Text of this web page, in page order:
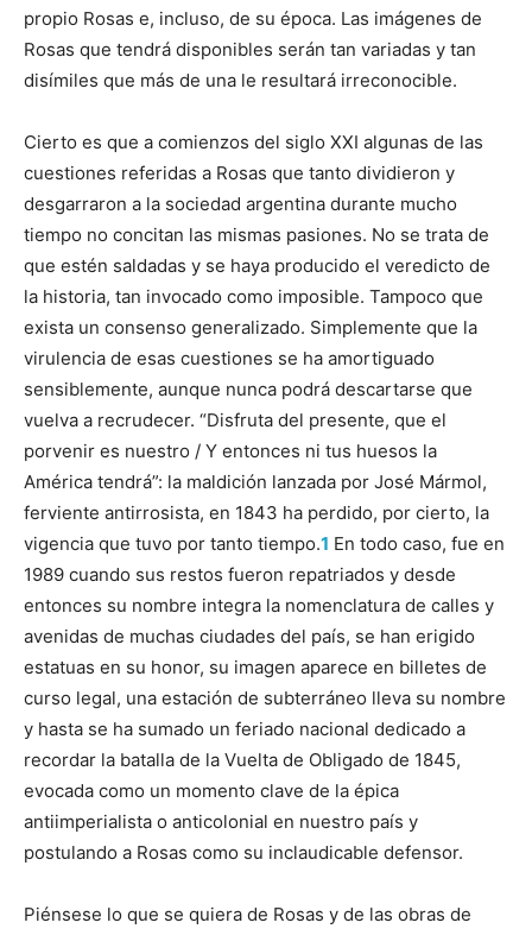
propio Rosas e, incluso, de su época. Las imágenes de
Rosas que tendrá disponibles serán tan variadas y tan
disímiles que más de una le resultará irreconocible.
Cierto es que a comienzos del siglo XXI algunas de las
cuestiones referidas a Rosas que tanto dividieron y
desgarraron a la sociedad argentina durante mucho
tiempo no concitan las mismas pasiones. No se trata de
que estén saldadas y se haya producido el veredicto de
la historia, tan invocado como imposible. Tampoco que
exista un consenso generalizado. Simplemente que la
virulencia de esas cuestiones se ha amortiguado
sensiblemente, aunque nunca podrá descartarse que
vuelva a recrudecer. “Disfruta del presente, que el
porvenir es nuestro / Y entonces ni tus huesos la
América tendrá”: la maldición lanzada por José Mármol,
ferviente antirrosista, en 1843 ha perdido, por cierto, la
vigencia que tuvo por tanto tiempo.1 En todo caso, fue en
1989 cuando sus restos fueron repatriados y desde
entonces su nombre integra la nomenclatura de calles y
avenidas de muchas ciudades del país, se han erigido
estatuas en su honor, su imagen aparece en billetes de
curso legal, una estación de subterráneo lleva su nombre
y hasta se ha sumado un feriado nacional dedicado a
recordar la batalla de la Vuelta de Obligado de 1845,
evocada como un momento clave de la épica
antiimperialista o anticolonial en nuestro país y
postulando a Rosas como su inclaudicable defensor.
Piénsese lo que se quiera de Rosas y de las obras de